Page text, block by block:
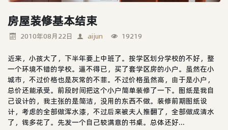
房屋装修基本结束
2010年08月22日 aijun 19219
近来，小孩大了，下半年要上中班了。按学区划分学校的不好，整
一个环境不错的学校。逼不得已，买了套学区房的小户。虽然在小
城市，不过价格也是灰常的不菲。不过价格虽然高，由于是小户，
总价还能承受。前段时间把这个小户简单装修了一下。图纸是我自
己设计的，我主张的是简洁，没用的东西不做。装修前期图纸设
计，考虑的全部做浑水漆，不过后来被夫人推翻了，全部做成清水
了，钱多花了。先发一个自己较满意的书桌。总体还好...